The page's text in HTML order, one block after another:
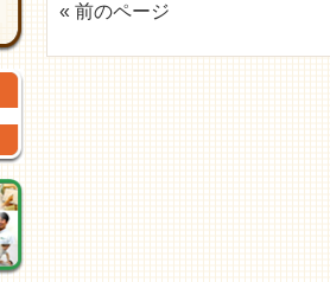
« 前のページ